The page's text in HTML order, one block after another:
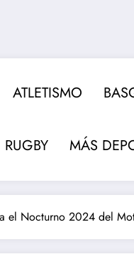
ATLETISMO
RUGBY MÁS
el Nocturno 2024 del